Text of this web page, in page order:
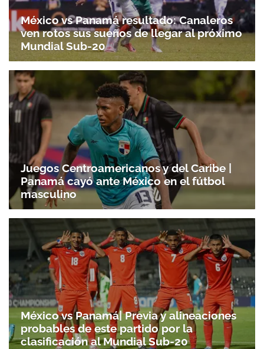
México vs Panamá resultado: Canaleros
ven rotos sus sueños de llegar al próximo
Mundial Sub-20
Juegos Centroamericanos y del Caribe |
Panamá cayó ante México en el fútbol
masculino
México vs Panamá| Previa y alineaciones
probables de este partido por la
clasificación al Mundial Sub-20